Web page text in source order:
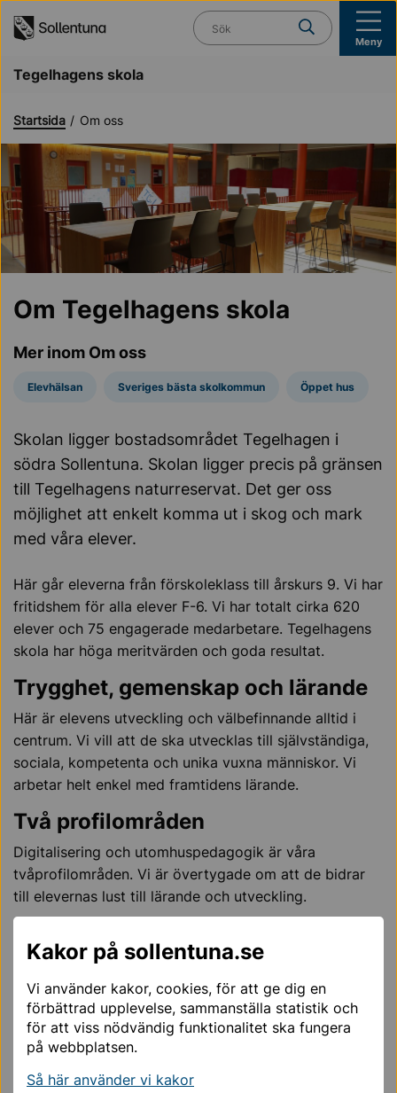
Kakor på sollentuna.se
Vi använder kakor, cookies, för att ge dig en
förbättrad upplevelse, sammanställa statistik och
för att viss nödvändig funktionalitet ska fungera
på webbplatsen.
Så här använder vi kakor
Vad söker du?
Meny
Tegelhagens skola
Startsida Om oss
Om Tegelhagens skola
Mer inom Om oss
Elevhälsan Sveriges bästa skolkommun Öppet hus
Skolan ligger bostadsområdet Tegelhagen i
södra Sollentuna. Skolan ligger precis på gränsen
till Tegelhagens naturreservat. Det ger oss
möjlighet att enkelt komma ut i skog och mark
med våra elever.
Här går eleverna från förskoleklass till årskurs 9. Vi har
fritidshem för alla elever F-6. Vi har totalt cirka 620
elever och 75 engagerade medarbetare. Tegelhagens
skola har höga meritvärden och goda resultat.
Trygghet, gemenskap och lärande
Här är elevens utveckling och välbefinnande alltid i
centrum. Vi vill att de ska utvecklas till självständiga,
sociala, kompetenta och unika vuxna människor. Vi
arbetar helt enkel med framtidens lärande.
Två profilområden
Digitalisering och utomhuspedagogik är våra
tvåprofilområden. Vi är övertygade om att de bidrar
till elevernas lust till lärande och utveckling.
undervisning. Datorer och iPads är verktyg som alla
Digitalisering i skolan
Utomhuspedagogik är ett förhållningssätt där det